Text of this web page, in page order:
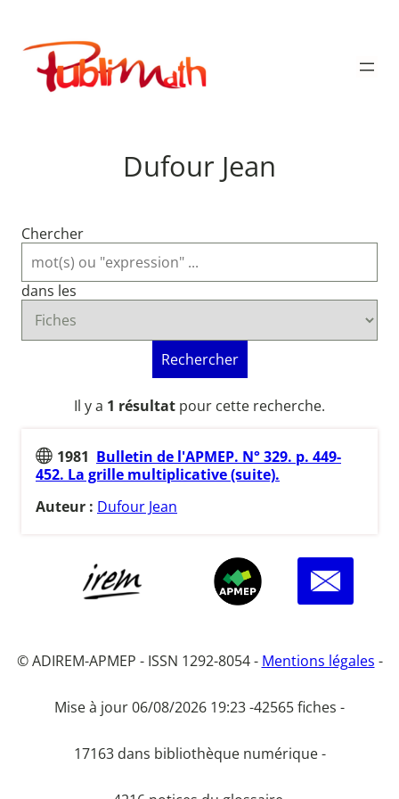
contenu
Publimath
Dufour Jean
Chercher
dans les
Rechercher
Il y a 1 résultat pour cette recherche.
1981 Bulletin de l'APMEP. N° 329. p. 449-
452. La grille multiplicative (suite).
Auteur : Dufour Jean
© ADIREM-APMEP - ISSN 1292-8054 - Mentions légales -
Mise à jour 06/08/2026 19:23 -42565 fiches -
17163 dans bibliothèque numérique -